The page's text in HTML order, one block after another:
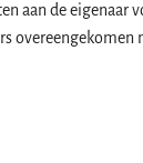
aan de eigenaar
overeengekomen